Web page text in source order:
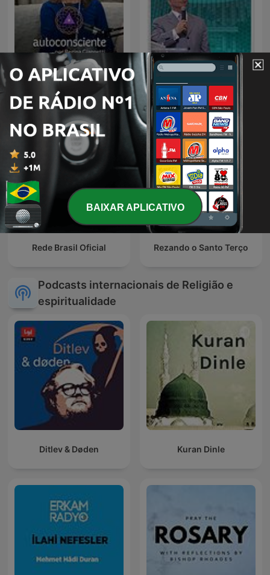
Autoconsciente Podcast |
Vida interior
Igreja Evangélica Cristo
Vive - Ap. Miguel Ângelo
Rede Brasil Oficial Rezando o Santo Terço
Podcasts internacionais de Religião e
espiritualidade
Ditlev & Døden Kuran Dinle
BAIXAR APLICATIVO